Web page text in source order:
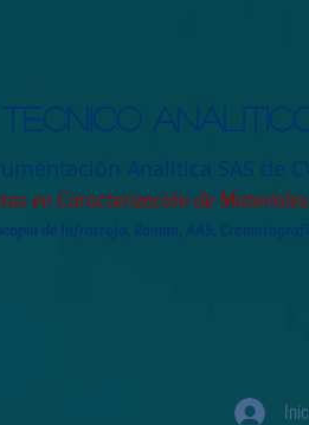
tecnico
Analitica SAS de
en Caracterización de
de Infrarrojo, Raman, AAS,